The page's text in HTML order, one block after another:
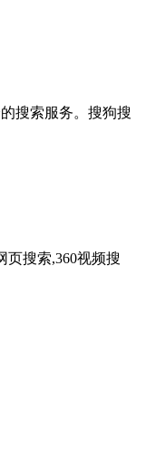
搜索服务。搜狗搜
页搜索,360视频搜